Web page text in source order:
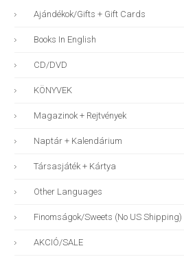
Ajándékok/gifts + Gift Cards
Books In English
CD/DVD
KÖNYVEK
Magazinok + Rejtvények
Naptár + Kalendárium
Társasjáték + Kártya
Other Languages
Finomságok/sweets (no US Shipping)
AKCIÓ/SALE